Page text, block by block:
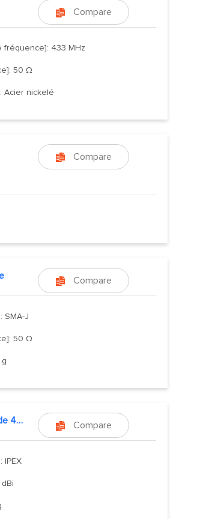
 Compare
fréquence]: 433 MHz
50 Ω
Acier nickelé
 Compare
 Compare
SMA-J
50 Ω
g
 Compare
Antenne FPC intégrée de 433 MHz
IPEX
dBi